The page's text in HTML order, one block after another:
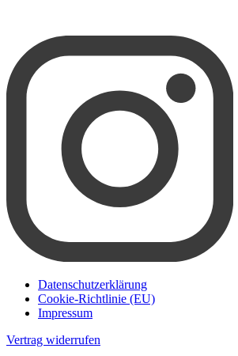
Datenschutzerklärung
Cookie-Richtlinie (EU)
Impressum
Vertrag widerrufen